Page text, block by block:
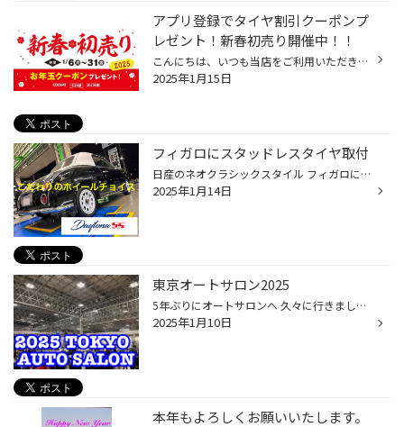
アプリ登録でタイヤ割引クーポンプ
レゼント！新春初売り開催中！！
こんにちは、いつも当店をご利用いただきましてありがとうございます。 現在、コクピット・タイヤ館より、日頃の感謝を込めまして、 コクピット・タイヤ館のアプリをダウンロードして頂いた方全員に お年玉クーポンをプレゼントしています！ もちろん、新規でダウンロードして頂いた方だけではなく...
2025年1月15日
フィガロにスタッドレスタイヤ取付
日産のネオクラシックスタイル フィガロにスタッドレスタイヤと ホイールのセット取付 装着タイヤはこちら ブリザックVRX3 165/55R14 ホイールにはユーザーのご希望として 純正サイズに近しい白いホイールという事で MLJ デイトナSS 14x5.0 42 4-100 WH こちらをチョイスしました リアはハブ高が高...
2025年1月14日
東京オートサロン2025
5年ぶりにオートサロンへ 久々に行きましたが何年たってもワクワクします ブリヂストンブース 新しい技術を盛り込んだタイヤ達 今年の新商品が楽しみですね カーボンリムホイール メルセデスベンツのGクラス専用 完全受注品の新商品だそうです RAYS TE37V-PRO 深リム小径鍛造ホイール 今年もネオク...
2025年1月10日
本年もよろしくお願いいたします。